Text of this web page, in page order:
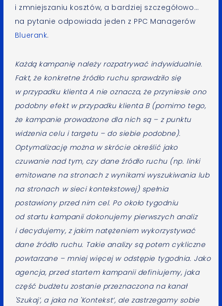
i zmniejszaniu kosztów, a bardziej szczegółowo…
na pytanie odpowiada jeden z PPC Managerów
Bluerank.
Każdą kampanię należy rozpatrywać indywidualnie.
Fakt, że konkretne źródło ruchu sprawdziło się
w przypadku klienta A nie oznacza, że przyniesie ono
podobny efekt w przypadku klienta B (pomimo tego,
że kampanie prowadzone dla nich są – z punktu
widzenia celu i targetu – do siebie podobne).
Optymalizację można w skrócie określić jako
czuwanie nad tym, czy dane źródło ruchu (np. linki
emitowane na stronach z wynikami wyszukiwania lub
na stronach w sieci kontekstowej) spełnia
postawiony przed nim cel. Po około tygodniu
od startu kampanii dokonujemy pierwszych analiz
i decydujemy, z jakim natężeniem wykorzystywać
dane źródło ruchu. Takie analizy są potem cykliczne
powtarzane – mniej więcej w odstępie tygodnia. Jako
agencja, przed startem kampanii definiujemy, jaka
część budżetu zostanie przeznaczona na kanał
'Szukaj’, a jaka na 'Kontekst’, ale zastrzegamy sobie